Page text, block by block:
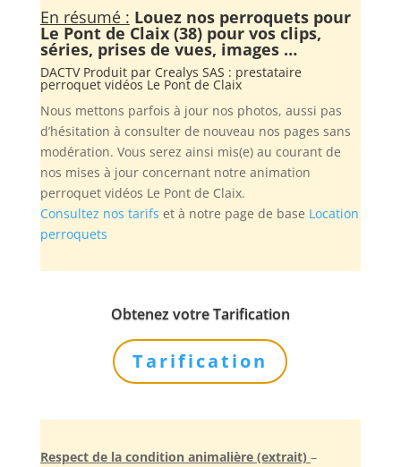
En résumé : Louez nos perroquets pour
Le Pont de Claix (38) pour vos clips,
séries, prises de vues, images …
DACTV Produit par Crealys SAS : prestataire
perroquet vidéos Le Pont de Claix
Nous mettons parfois à jour nos photos, aussi pas
d’hésitation à consulter de nouveau nos pages sans
modération. Vous serez ainsi mis(e) au courant de
nos mises à jour concernant notre animation
perroquet vidéos Le Pont de Claix.
Consultez nos tarifs et à notre page de base Location
perroquets
Obtenez votre Tarification
Tarification
Respect de la condition animalière (extrait) –